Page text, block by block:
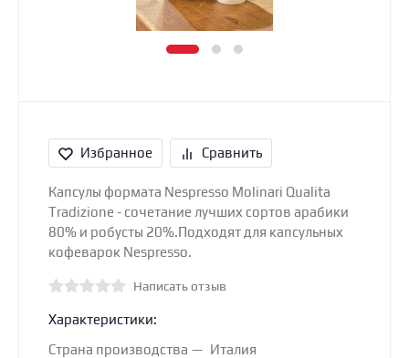
Избранное Сравнить
Капсулы формата Nespresso Molinari Qualita
Tradizione - сочетание лучших сортов арабики
80% и робусты 20%.Подходят для капсульных
кофеварок Nespresso.
Написать отзыв
Характеристики:
Страна производства
Италия